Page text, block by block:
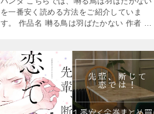
を一番安く読める方法をご紹介していま
す。 作品名 囀る鳥は羽ばたかない 作者 ヨ